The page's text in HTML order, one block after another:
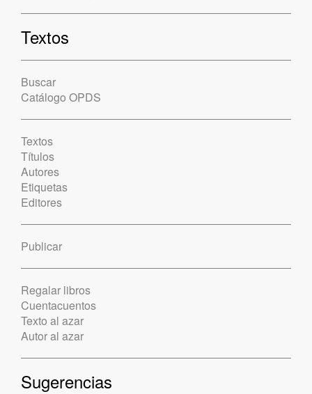
Textos
Buscar
Catálogo OPDS
Textos
Títulos
Autores
Etiquetas
Editores
Publicar
Regalar libros
Cuentacuentos
Texto al azar
Autor al azar
Sugerencias